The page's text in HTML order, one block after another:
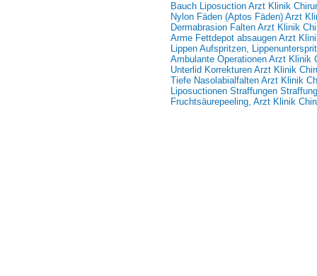
Bauch Liposuction Arzt Klinik
Nylon Fäden (Aptos Fäden) Arzt
Dermabrasion Falten Arzt Klinik
Arme Fettdepot absaugen Arzt
Lippen Aufspritzen,
Ambulante Operationen Arzt Klinik
Unterlid Korrekturen Arzt Klinik
Tiefe Nasolabialfalten Arzt Klinik
Liposuctionen Straffungen
Fruchtsäurepeeling, Arzt Klinik